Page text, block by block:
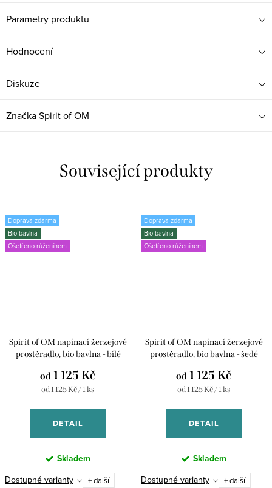
Parametry produktu
Hodnocení
Diskuze
ZnačkaSpirit of OM
Související produkty
Doprava zdarma
Bio bavlna
Ošetřeno růženínem
Spirit of OM napínací žerzejové
prostěradlo, bio bavlna - bílé
od 1 125 Kč
Měrná
od 1 125 Kč / 1 ks
DETAIL
Skladem
Dostupné varianty + další
Doprava zdarma
Bio bavlna
Ošetřeno růženínem
Spirit of OM napínací žerzejové
prostěradlo, bio bavlna - šedé
od 1 125 Kč
Měrná
od 1 125 Kč / 1 ks
DETAIL
Skladem
Dostupné varianty + další